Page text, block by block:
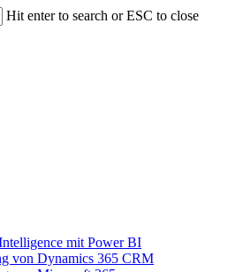
Hit enter to search or ESC to close
mit Power BI
von Dynamics 365 CRM